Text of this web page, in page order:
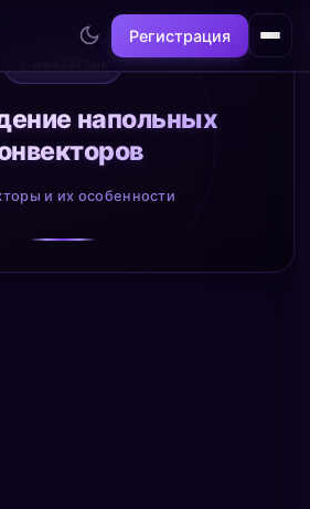
Регистрация
"я" и
Нейронаука и
реальность
напольных
и их особенности